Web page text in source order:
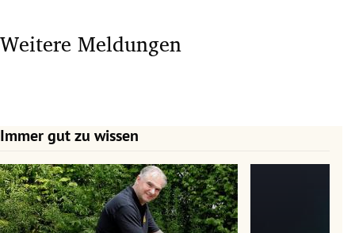
Weitere Meldungen
Immer gut zu wissen
Slide 1 von 7